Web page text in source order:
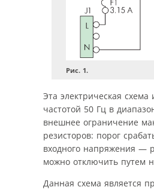
Рис. 1.
Эта электрическая
частотой 50 Гц в
внешнее ограничение
резисторов: порог
входного напряжения —
можно отключить путем
Данная схема является